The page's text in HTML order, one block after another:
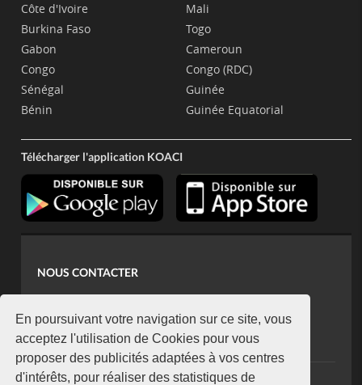
En poursuivant votre navigation sur ce site, vous
acceptez l'utilisation de Cookies pour vous
proposer des publicités adaptées à vos centres
d'intérêts, pour réaliser des statistiques de
Côte d'Ivoire
Burkina Faso
Gabon
Congo
Sénégal
Bénin
Mali
Togo
Cameroun
Congo (RDC)
Guinée
Guinée Equatorial
Télécharger l'application KOACI
NOUS CONTACTER
koaci@yahoo.fr
+225 07 08 85 52 93